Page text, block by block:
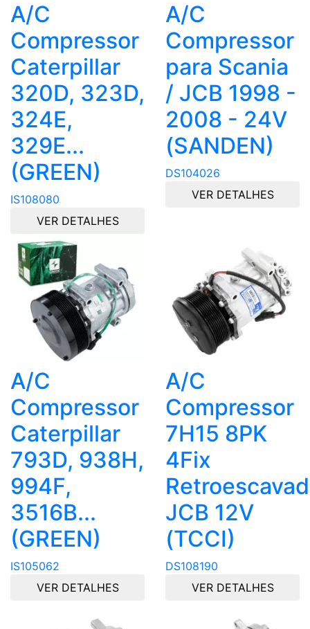
A/C
Compressor
Caterpillar
320D, 323D,
324E,
329E...
(GREEN)
IS108080
VER DETALHES
A/C
Compressor
para Scania
/ JCB 1998 -
2008 - 24V
(SANDEN)
DS104026
VER DETALHES
A/C
Compressor
Caterpillar
793D, 938H,
994F,
3516B...
(GREEN)
IS105062
VER DETALHES
A/C
Compressor
7H15 8PK
4Fix
JCB 12V
(TCCI)
DS108190
VER DETALHES